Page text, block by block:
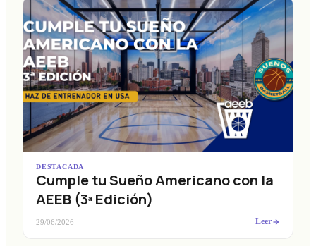
DESTACADA
Cumple tu Sueño Americano con la
AEEB (3ª Edición)
29/06/2026 Leer